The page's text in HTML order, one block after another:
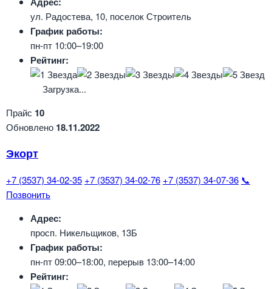
ул. Радостева, 10, поселок Строитель
График работы:
пн-пт 10:00–19:00
Рейтинг:
Загрузка...
Прайс 10
Обновлено 18.11.2022
Экорт
+7 (3537) 34-02-35 +7 (3537) 34-02-76 +7 (3537) 34-07-36 📞
Позвонить
Адрес:
просп. Никельщиков, 13Б
График работы:
пн-пт 09:00–18:00, перерыв 13:00–14:00
Рейтинг: